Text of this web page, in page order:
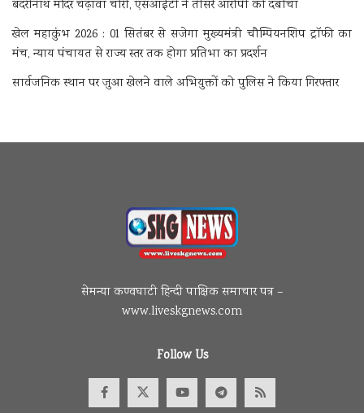
बदरीनाथ मंदिर चढ़ावा चोरी, एसआईटी ने तीसरे आरोपी को दबोचा
खेल महाकुंभ 2026 : 01 सितंबर से सजेगा मुख्यमंत्री चौम्पियनशिप ट्रॉफी का
मंच, न्याय पंचायत से राज्य स्तर तक होगा प्रतिभा का प्रदर्शन
सार्वजनिक स्थान पर जुआ खेलने वाले अभियुक्तों को पुलिस ने किया गिरफ्तार
सेमन्या कण्वघाटी हिन्दी पाक्षिक समाचार पत्र –
www.liveskgnews.com
Follow Us